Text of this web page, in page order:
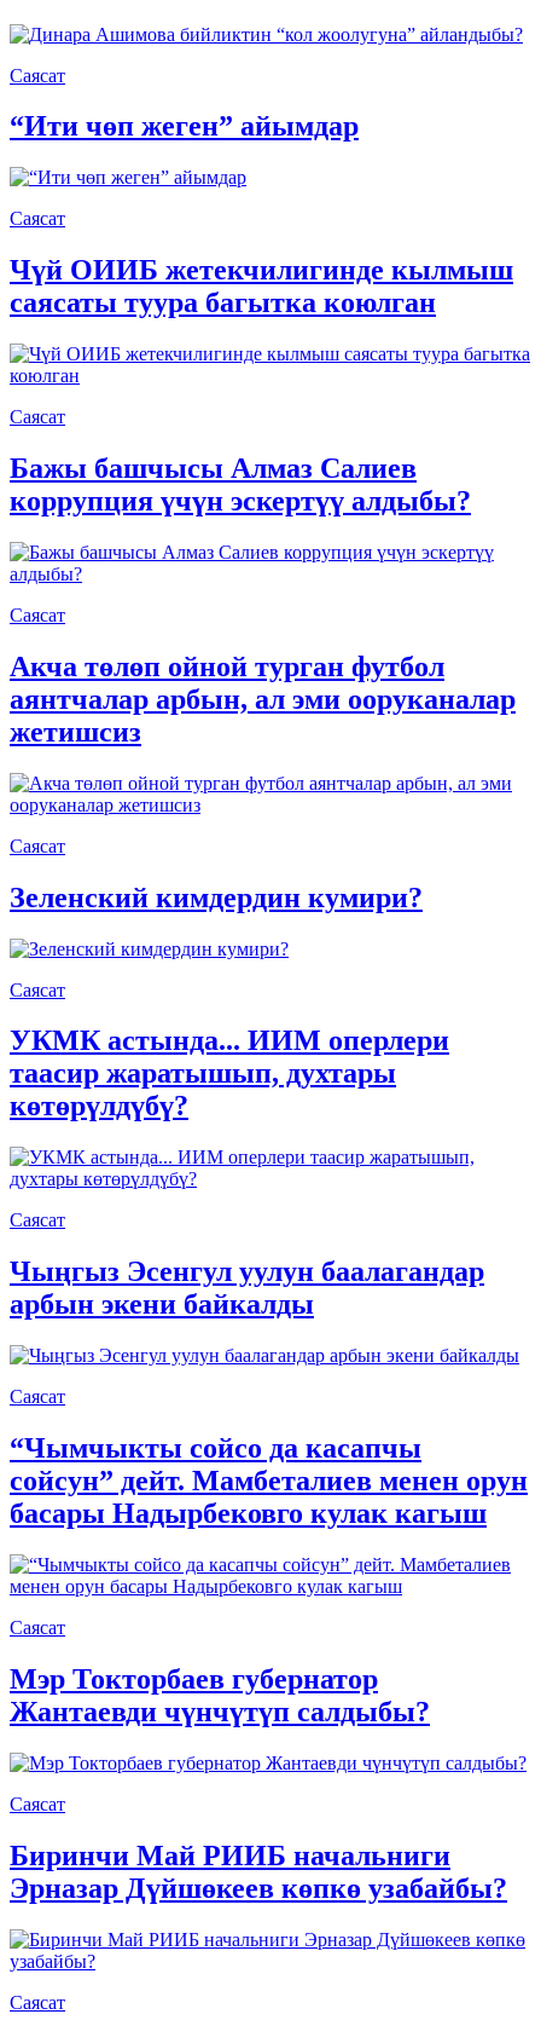
Саясат
“Ити чөп жеген” айымдар
Саясат
Чүй ОИИБ жетекчилигинде кылмыш
саясаты туура багытка коюлган
Саясат
Бажы башчысы Алмаз Салиев
коррупция үчүн эскертүү алдыбы?
Саясат
Акча төлөп ойной турган футбол
аянтчалар арбын, ал эми ооруканалар
жетишсиз
Саясат
Зеленский кимдердин кумири?
Саясат
УКМК астында... ИИМ оперлери
таасир жаратышып, духтары
көтөрүлдүбү?
Саясат
Чыңгыз Эсенгул уулун баалагандар
арбын экени байкалды
Саясат
“Чымчыкты сойсо да касапчы
сойсун” дейт. Мамбеталиев менен орун
басары Надырбековго кулак кагыш
Саясат
Мэр Токторбаев губернатор
Жантаевди чүнчүтүп салдыбы?
Саясат
Биринчи Май РИИБ начальниги
Эрназар Дүйшөкеев көпкө узабайбы?
Саясат